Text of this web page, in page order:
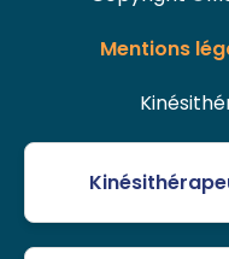
Mentions